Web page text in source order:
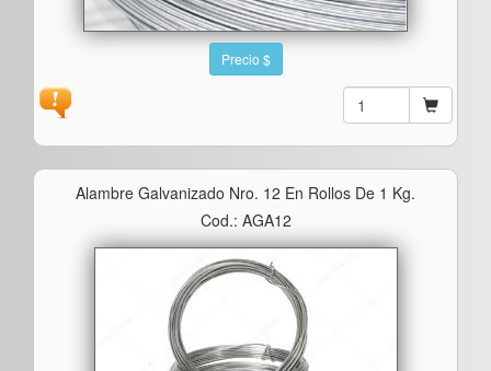
Precio $
Alambre Galvanizado Nro. 12 En Rollos De 1 Kg.
Cod.: AGA12